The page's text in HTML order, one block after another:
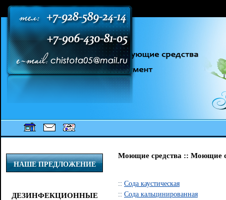
[an error occurred while processing this directive] [an error occurred while
processing this directive] [an error occurred while processing this directive]
НАШЕ ПРЕДЛОЖЕНИЕ
ДЕЗИНФЕКЦИОННЫЕ
Моющие средства :: Моющие
:: Сода каустическая
:: Сода кальцинированная